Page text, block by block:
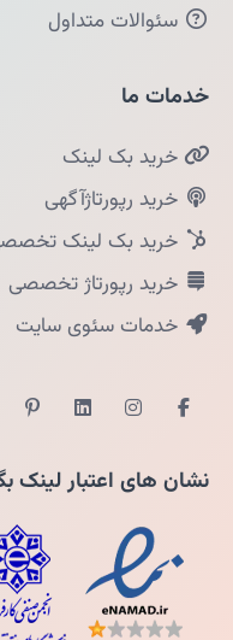
سئوالات متداول
خدمات ما
خرید بک لینک
خرید رپورتاژآگهی
خرید بک لینک
خرید رپورتاژ تخصصی
خدمات سئوی سایت
نشان های اعتبار لینک